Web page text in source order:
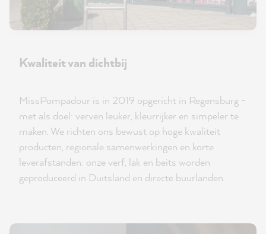
Kwaliteit van dichtbij
MissPompadour is in 2019 opgericht in Regensburg -
met als doel: verven leuker, kleurrijker en simpeler te
maken. We richten ons bewust op hoge kwaliteit
producten, regionale samenwerkingen en korte
leverafstanden: onze verf, lak en beits worden
geproduceerd in Duitsland en directe buurlanden.